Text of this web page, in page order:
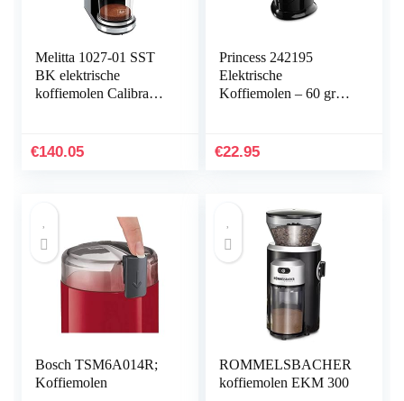
Melitta 1027-01 SST
BK elektrische
koffiemolen Calibra
geïntegreerde
zwart/roestvrij staal
€140.05
Princess 242195
Elektrische
Koffiemolen – 60 gram
€22.95
Bosch TSM6A014R;
Koffiemolen
ROMMELSBACHER
koffiemolen EKM 300